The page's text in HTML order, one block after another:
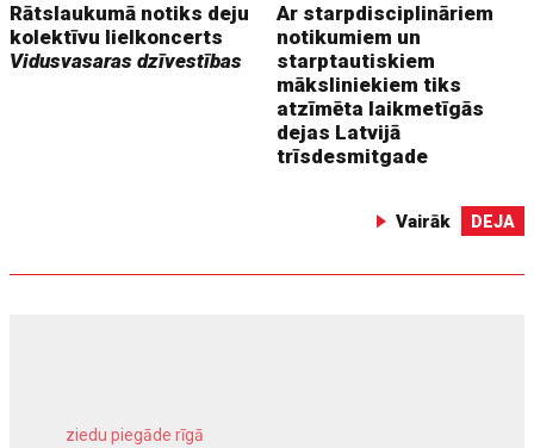
Rātslaukumā notiks deju
kolektīvu lielkoncerts
Vidusvasaras dzīvestības
Ar starpdisciplināriem
notikumiem un
starptautiskiem
māksliniekiem tiks
atzīmēta laikmetīgās
dejas Latvijā
trīsdesmitgade
Vairāk DEJA
ziedu piegāde rīgā